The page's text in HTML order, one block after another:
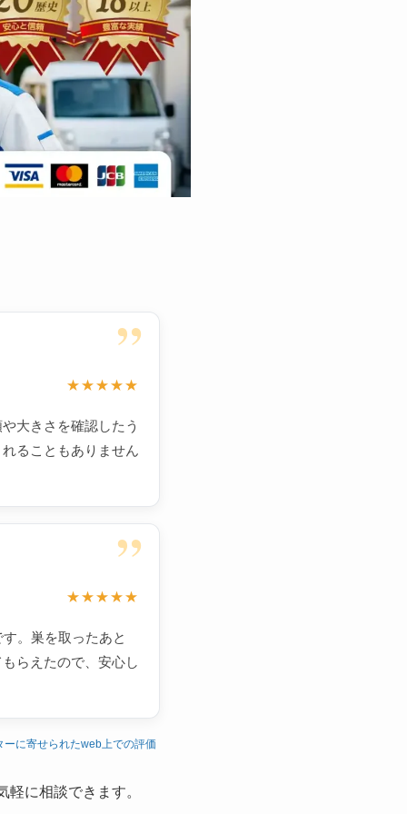
”
★★★★★
大きさを確認したう
ることもありません
”
★★★★★
。巣を取ったあと
らえたので、安心し
ーに寄せられたweb上での評価
に相談できます。